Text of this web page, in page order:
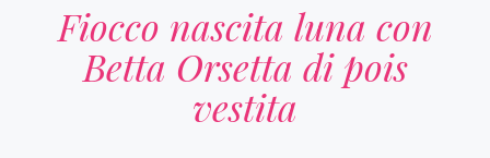
Fiocco nascita luna con
Betta Orsetta di pois
vestita